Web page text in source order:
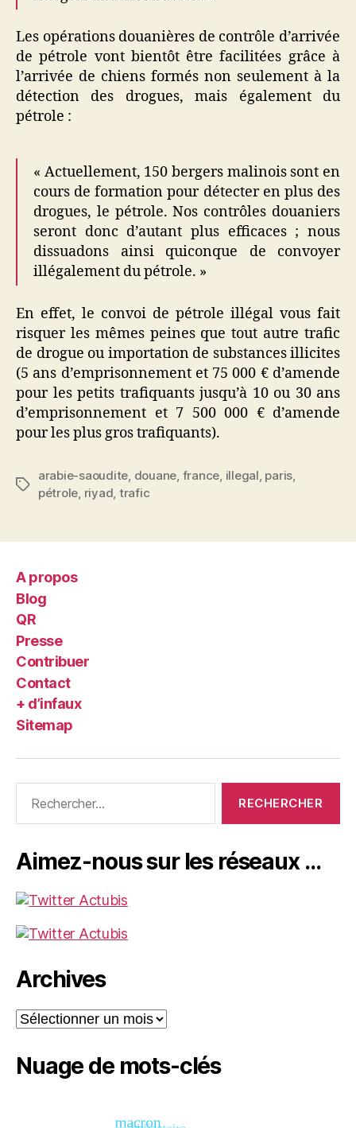
Les opérations douanières de contrôle d’arrivée
de pétrole vont bientôt être facilitées grâce à
l’arrivée de chiens formés non seulement à la
détection des drogues, mais également du
pétrole :
« Actuellement, 150 bergers malinois sont en
cours de formation pour détecter en plus des
drogues, le pétrole. Nos contrôles douaniers
seront donc d’autant plus efficaces ; nous
dissuadons ainsi quiconque de convoyer
illégalement du pétrole. »
En effet, le convoi de pétrole illégal vous fait
risquer les mêmes peines que tout autre trafic
de drogue ou importation de substances illicites
(5 ans d’emprisonnement et 75 000 € d’amende
pour les petits trafiquants jusqu’à 10 ou 30 ans
d’emprisonnement et 7 500 000 € d’amende
pour les plus gros trafiquants).
Étiquettes
arabie-saoudite douane france illegal paris
pétrole riyad trafic
A propos
Blog
QR
Presse
Contribuer
Contact
+ d’infaux
Sitemap
Aimez-nous sur les réseaux …
Archives
Archives
Nuage de mots-clés